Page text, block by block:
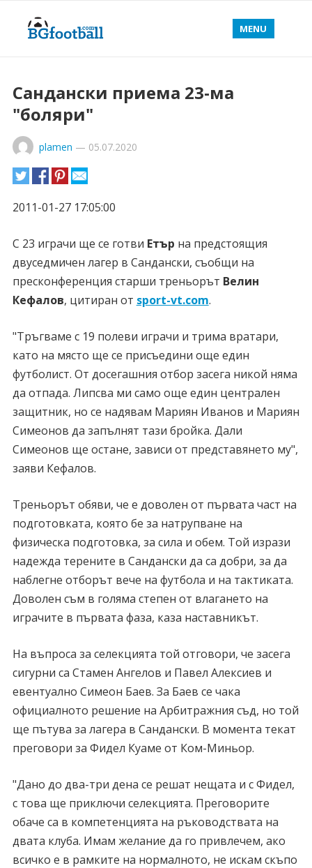
MENU
Сандански приема 23-ма
"боляри"
plamen — 05.07.2020
2011-01-27 17:05:00
С 23 играчи ще се готви Етър на предстоящия
двуседмичен лагер в Сандански, съобщи на
пресконференция старши треньорът Велин
Кефалов, цитиран от sport-vt.com.
"Тръгваме с 19 полеви играчи и трима вратари,
като на място ще се присъедини още един
футболист. От досегашния отбор засега никой няма
да отпада. Липсва ми само още един централен
защитник, но се надявам Мариян Иванов и Мариян
Симеонов да запълнят тази бройка. Дали
Симеонов ще остане, зависи от представянето му",
заяви Кефалов.
Треньорът обяви, че е доволен от първата част на
подготовката, която бе за натрупване на
физическа подготовка, за сила и обем. Той изрази
надежда терените в Сандански да са добри, за да
наблегне отборът вече на футбола и на тактиката.
Доволен съм в голяма степен от влагането на
играчите в първата фаза, каза наставникът.
На въпроса за селекцията той отговори, че засега
сигурни са Стамен Ангелов и Павел Алексиев и
евентуално Симеон Баев. За Баев се чака
официалното решение на Арбитражния съд, но той
ще пътува за лагера в Сандански. В момента текат
преговори за Фидел Куаме от Ком-Миньор.
"Дано до два-три дена се решат нещата и с Фидел,
с това ще приключи селекцията. Преговорите
обаче са в компетенцията на ръководствата на
двата клуба. Имам желание да го привлечем, ако
всичко е в рамките на нормалното, не искам скъпо